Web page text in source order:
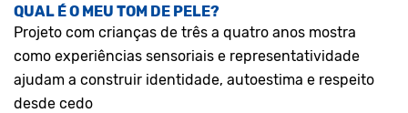
QUAL É O MEU TOM DE PELE?
Projeto com crianças de três a quatro anos mostra
como experiências sensoriais e representatividade
ajudam a construir identidade, autoestima e respeito
desde cedo